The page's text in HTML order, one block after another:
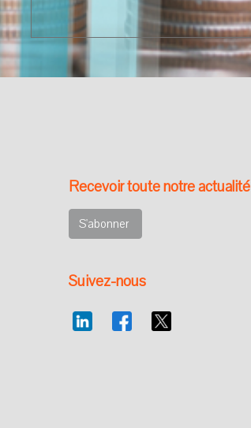
Recevoir toute notre actualité
S'abonner
Suivez-nous